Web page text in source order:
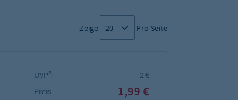
Zeige Pro Seite
UVP²:
2 €
Preis:
1,99 €